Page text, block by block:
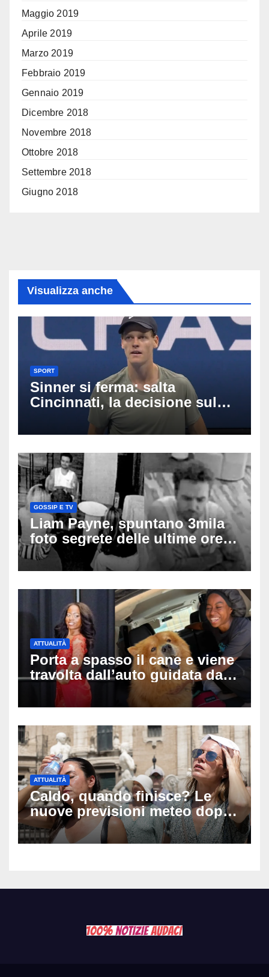
Maggio 2019
Aprile 2019
Marzo 2019
Febbraio 2019
Gennaio 2019
Dicembre 2018
Novembre 2018
Ottobre 2018
Settembre 2018
Giugno 2018
Visualizza anche
SPORT
Sinner si ferma: salta
Cincinnati, la decisione sul
ginocchio cambia il percorso
verso gli US Open
GOSSIP E TV
Liam Payne, spuntano 3mila
foto segrete delle ultime ore:
cosa è successo prima della
tragica caduta dall’hotel
ATTUALITÀ
Porta a spasso il cane e viene
travolta dall’auto guidata da
due bambini di 4 e 6 anni: l’ex
miss Kiara Bowling lotta tra la
ATTUALITÀ
Caldo, quando finisce? Le
nuove previsioni meteo dopo
Ferragosto: ecco quando
potrebbe arrivare la svolta